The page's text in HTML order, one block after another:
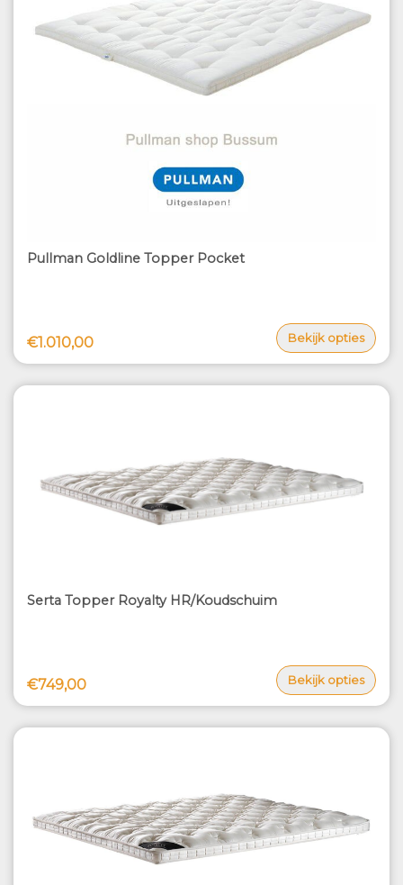
Pullman Goldline Topper Pocket
€1.010,00 Bekijk opties
Serta Topper Royalty HR/Koudschuim
€749,00 Bekijk opties